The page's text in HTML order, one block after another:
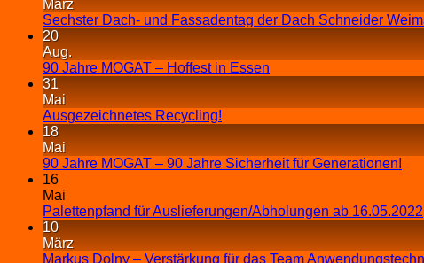
März
Sechster Dach- und Fassadentag der Dach Schneider
20
Aug.
90 Jahre MOGAT – Hoffest in Essen
31
Mai
Ausgezeichnetes Recycling!
18
Mai
90 Jahre MOGAT – 90 Jahre Sicherheit für Generationen!
16
Mai
Palettenpfand für Auslieferungen/Abholungen ab 16.05.2022
10
März
Markus Dolny – Verstärkung für das Team